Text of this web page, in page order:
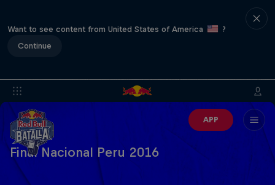
Want to see content from United States of America
?
Continue
APP
Final Nacional Peru 2016